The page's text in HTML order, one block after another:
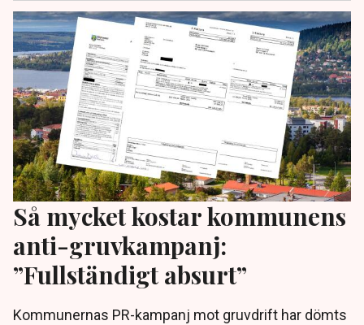
Så mycket kostar kommunens
anti-gruvkampanj:
”Fullständigt absurt”
Kommunernas PR-kampanj mot gruvdrift har dömts